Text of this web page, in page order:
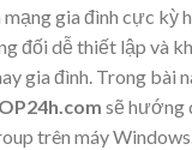
mạng gia đình cực kỳ
đối dễ thiết lập và
gia đình. Trong bài
sẽ hướng
trên máy